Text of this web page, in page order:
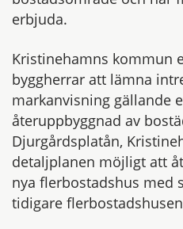
erbjuda.
Kristinehamns kommun
byggherrar att lämna
markanvisning gällande
återuppbyggnad av
Djurgårdsplatån,
detaljplanen möjligt att
nya flerbostadshus med
tidigare